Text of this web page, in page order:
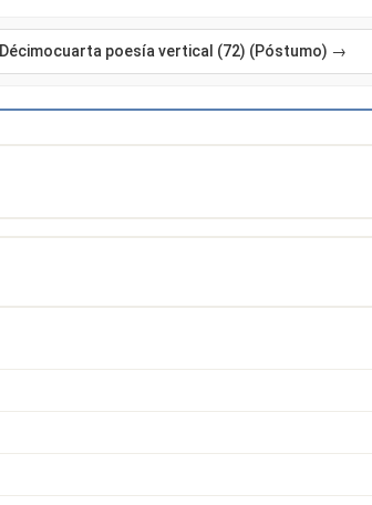
Décimocuarta poesía vertical (72) (Póstumo) →